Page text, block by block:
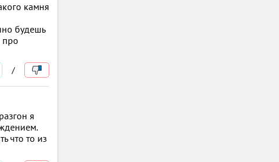
камня
будешь
про
/
я
что то из